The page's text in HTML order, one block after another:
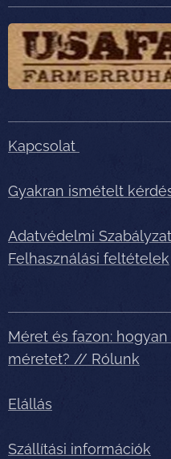
Kapcsolat
Gyakran ismételt
Adatvédelmi Szabályzat
Felhasználási feltételek
Méret és fazon:
méretet? // Rólunk
Elállás
Szállítási információk